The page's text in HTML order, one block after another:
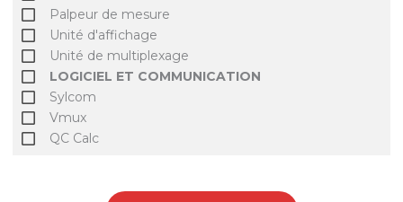
Palpeur de mesure
Unité d'affichage
Unité de multiplexage
LOGICIEL ET COMMUNICATION
Sylcom
Vmux
QC Calc